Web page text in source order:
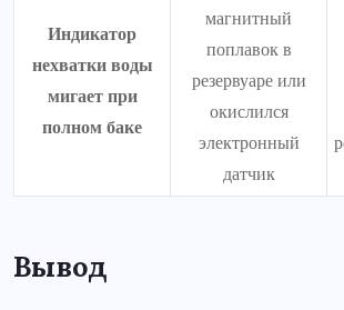
Индикатор
нехватки воды
мигает при
полном баке
магнитный
поплавок в
резервуаре или
окислился
электронный
датчик
Вывод